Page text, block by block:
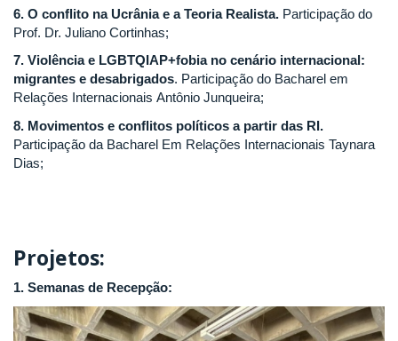
6. O conflito na Ucrânia e a Teoria Realista. Participação do
Prof. Dr. Juliano Cortinhas;
7. Violência e LGBTQIAP+fobia no cenário internacional:
migrantes e desabrigados. Participação do Bacharel em
Relações Internacionais Antônio Junqueira;
8. Movimentos e conflitos políticos a partir das RI.
Participação da Bacharel Em Relações Internacionais Taynara
Dias;
Projetos:
1. Semanas de Recepção: